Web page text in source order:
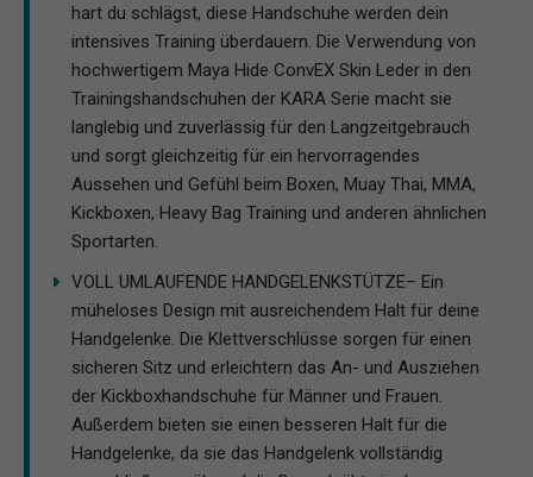
hart du schlägst, diese Handschuhe werden dein
intensives Training überdauern. Die Verwendung von
hochwertigem Maya Hide ConvEX Skin Leder in den
Trainingshandschuhen der KARA Serie macht sie
langlebig und zuverlässig für den Langzeitgebrauch
und sorgt gleichzeitig für ein hervorragendes
Aussehen und Gefühl beim Boxen, Muay Thai, MMA,
Kickboxen, Heavy Bag Training und anderen ähnlichen
Sportarten.
VOLL UMLAUFENDE HANDGELENKSTÜTZE– Ein
müheloses Design mit ausreichendem Halt für deine
Handgelenke. Die Klettverschlüsse sorgen für einen
sicheren Sitz und erleichtern das An- und Ausziehen
der Kickboxhandschuhe für Männer und Frauen.
Außerdem bieten sie einen besseren Halt für die
Handgelenke, da sie das Handgelenk vollständig